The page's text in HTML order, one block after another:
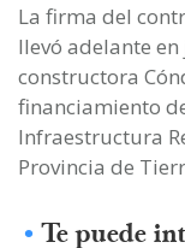
La firma del
llevó adelante
constructora
financiamiento
Infraestructura
Provincia de
Te puede